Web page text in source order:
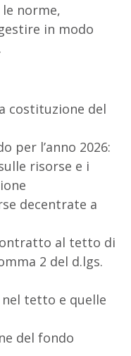
norme,
in modo
costituzione del
per l’anno 2026:
risorse e i
decentrate a
al tetto di
2 del d.lgs.
nel tetto e quelle
del fondo